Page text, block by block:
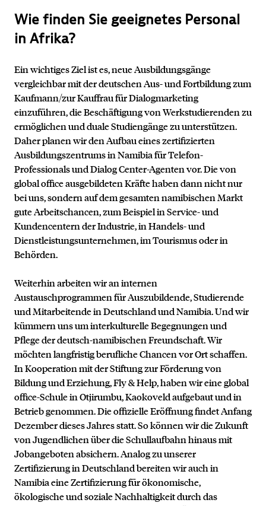
Wie finden Sie geeignetes Personal
in Afrika?
Ein wichtiges Ziel ist es, neue Ausbildungsgänge
vergleichbar mit der deutschen Aus- und Fortbildung zum
Kaufmann/zur Kauffrau für Dialogmarketing
einzuführen, die Beschäftigung von Werkstudierenden zu
ermöglichen und duale Studiengänge zu unterstützen.
Daher planen wir den Aufbau eines zertifizierten
Ausbildungszentrums in Namibia für Telefon-
Professionals und Dialog Center-Agenten vor. Die von
global office ausgebildeten Kräfte haben dann nicht nur
bei uns, sondern auf dem gesamten namibischen Markt
gute Arbeitschancen, zum Beispiel in Service- und
Kundencentern der Industrie, in Handels- und
Dienstleistungsunternehmen, im Tourismus oder in
Behörden.
Weiterhin arbeiten wir an internen
Austauschprogrammen für Auszubildende, Studierende
und Mitarbeitende in Deutschland und Namibia. Und wir
kümmern uns um interkulturelle Begegnungen und
Pflege der deutsch-namibischen Freundschaft. Wir
möchten langfristig berufliche Chancen vor Ort schaffen.
In Kooperation mit der Stiftung zur Förderung von
Bildung und Erziehung, Fly & Help, haben wir eine global
office-Schule in Otjirumbu, Kaokoveld aufgebaut und in
Betrieb genommen. Die offizielle Eröffnung findet Anfang
Dezember dieses Jahres statt. So können wir die Zukunft
von Jugendlichen über die Schullaufbahn hinaus mit
Jobangeboten absichern. Analog zu unserer
Zertifizierung in Deutschland bereiten wir auch in
Namibia eine Zertifizierung für ökonomische,
ökologische und soziale Nachhaltigkeit durch das